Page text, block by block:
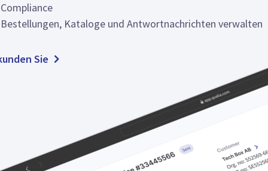
Compliance
Bestellungen, Kataloge und Antwortnachrichten verwalten
Sie